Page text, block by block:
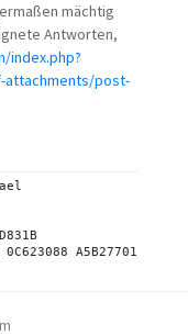
mächtig
Antworten,
index.php?
attachments/post-